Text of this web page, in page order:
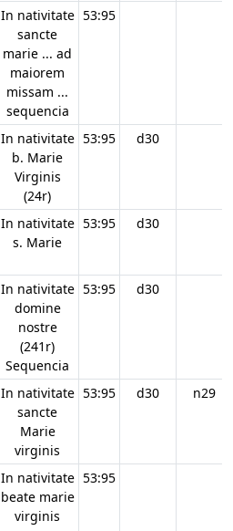
In nativitate
sancte
marie ... ad
maiorem
missam ...
sequencia
53:95
In nativitate
b. Marie
Virginis
(24r)
53:95 d30
In nativitate
s. Marie
53:95 d30
In nativitate
domine
nostre
(241r)
Sequencia
53:95 d30
In nativitate
sancte
Marie
virginis
53:95 d30 n29
In nativitate
beate marie
virginis
53:95